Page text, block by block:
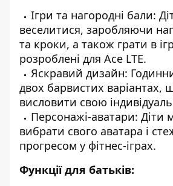
Ігри та нагородні бали:
веселитися, заробляючи
та кроки, а також грати в
розроблені для Ace LTE.
Яскравий дизайн:
двох барвистих варіантах,
висловити свою
Персонажі-аватари: Діти
вибрати свого аватара і
прогресом у фітнес-іграх.
Функції для батьків: